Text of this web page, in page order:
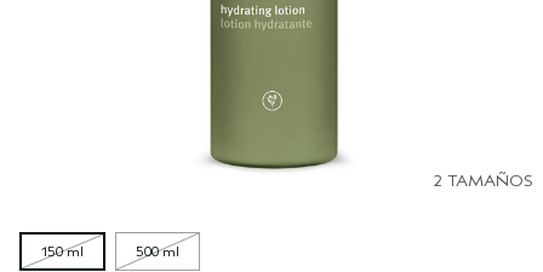
2 TAMAÑOS
150 ml 500 ml